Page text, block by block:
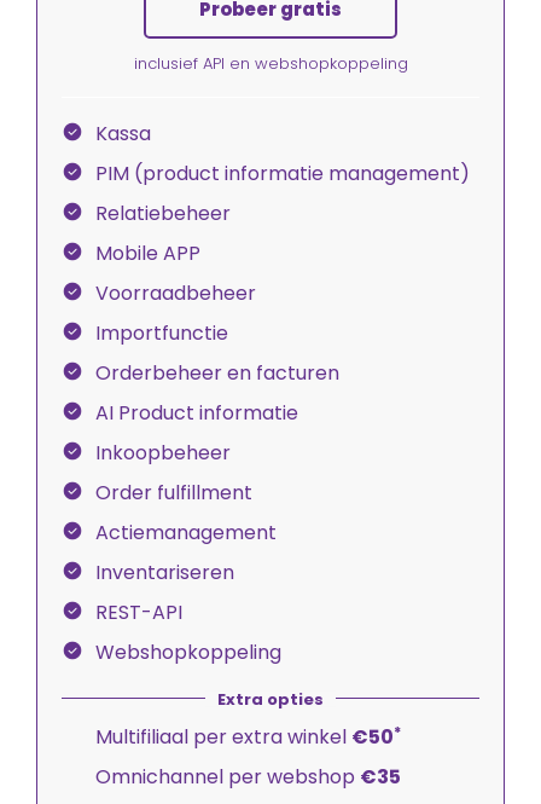
Probeer gratis
inclusief API en webshopkoppeling
Kassa
PIM (product informatie management)
Relatiebeheer
Mobile APP
Voorraadbeheer
Importfunctie
Orderbeheer en facturen
AI Product informatie
Inkoopbeheer
Order fulfillment
Actiemanagement
Inventariseren
REST-API
Webshopkoppeling
Multifiliaal per extra winkel €50*
Omnichannel per webshop €35